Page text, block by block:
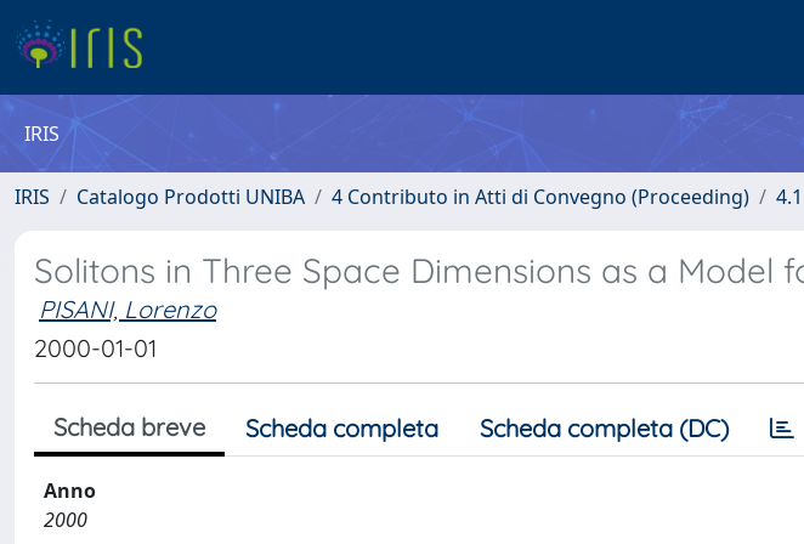
IRIS
IRIS Catalogo Prodotti UNIBA 4 Contributo in Atti di Convegno (Proceeding)
Solitons in Three Space Dimensions as a Model
PISANI, Lorenzo
2000-01-01
Scheda breve Scheda completa Scheda completa (DC)
Anno
2000